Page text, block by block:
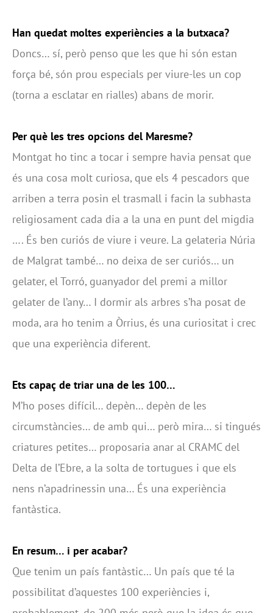
Han quedat moltes experiències a la butxaca?
Doncs… sí, però penso que les que hi són estan
força bé, són prou especials per viure-les un cop
(torna a esclatar en rialles) abans de morir.
Per què les tres opcions del Maresme?
Montgat ho tinc a tocar i sempre havia pensat que
és una cosa molt curiosa, que els 4 pescadors que
arriben a terra posin el trasmall i facin la subhasta
religiosament cada dia a la una en punt del migdia
…. És ben curiós de viure i veure. La gelateria Núria
de Malgrat també… no deixa de ser curiós… un
gelater, el Torró, guanyador del premi a millor
gelater de l’any… I dormir als arbres s’ha posat de
moda, ara ho tenim a Òrrius, és una curiositat i crec
que una experiència diferent.
Ets capaç de triar una de les 100…
M’ho poses difícil… depèn… depèn de les
circumstàncies… de amb qui… però mira… si tingués
criatures petites… proposaria anar al CRAMC del
Delta de l’Ebre, a la solta de tortugues i que els
nens n’apadrinessin una… És una experiència
fantàstica.
En resum… i per acabar?
Que tenim un país fantàstic… Un país que té la
possibilitat d’aquestes 100 experiències i,